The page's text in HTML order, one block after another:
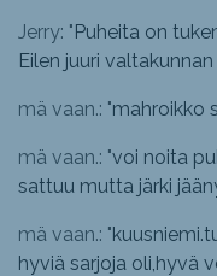
Jerry: "Puheita on
Eilen juuri
mä vaan.: "mahroikko
mä vaan.: "voi noita
sattuu mutta järki
mä vaan.: "
hyviä sarjoja oli,hyvä